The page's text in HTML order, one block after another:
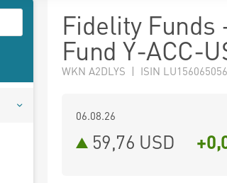
Fidelity Funds
Fund Y-ACC-
WKN A2DLYS | ISIN
06.08.26
59,76 USD